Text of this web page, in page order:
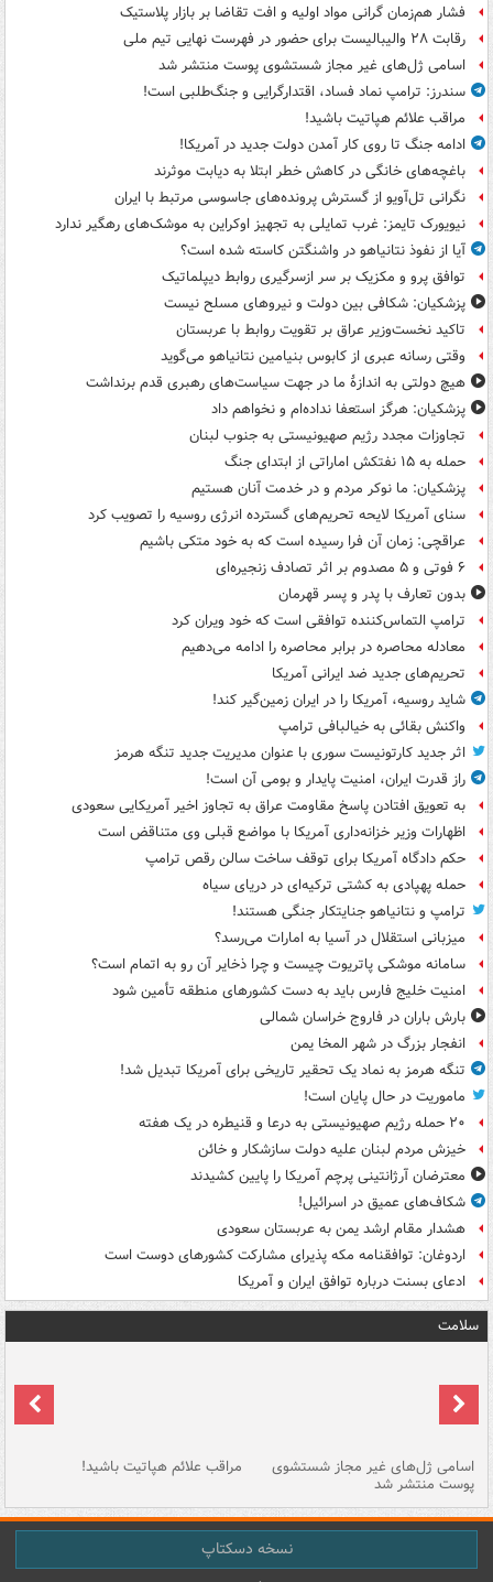
فشار هم‌زمان گرانی مواد اولیه و افت تقاضا بر بازار پلاستیک
رقابت ۲۸ والیبالیست برای حضور در فهرست نهایی تیم ملی
اسامی ژل‌های غیر مجاز شستشوی پوست منتشر شد
سندرز: ترامپ نماد فساد، اقتدارگرایی و جنگ‌طلبی است!
مراقب علائم هپاتیت باشید!
ادامه جنگ تا روی کار آمدن دولت جدید در آمریکا!
باغچه‌های خانگی در کاهش خطر ابتلا به دیابت موثرند
نگرانی تل‌آویو از گسترش پرونده‌های جاسوسی مرتبط با ایران
نیویورک تایمز: غرب تمایلی به تجهیز اوکراین به موشک‌های رهگیر ندارد
آیا از نفوذ نتانیاهو در واشنگتن کاسته شده است؟
توافق پرو و مکزیک بر سر ازسرگیری روابط دیپلماتیک
پزشکیان: شکافی بین دولت و نیروهای مسلح نیست
تاکید نخست‌وزیر عراق بر تقویت روابط با عربستان
وقتی رسانه عبری از کابوس بنیامین نتانیاهو می‌گوید
هیچ دولتی به اندازۀ ما در جهت سیاست‌های رهبری قدم برنداشت
پزشکیان: هرگز استعفا نداده‌ام و نخواهم داد
تجاوزات مجدد رژیم صهیونیستی به جنوب لبنان
حمله به ۱۵ نفتکش‌ اماراتی از ابتدای جنگ
پزشکیان: ما نوکر مردم و در خدمت آنان هستیم
سنای آمریکا لایحه تحریم‌های گسترده انرژی روسیه را تصویب کرد
عراقچی: زمان آن فرا رسیده است که به خود متکی باشیم
۶ فوتی و ۵ مصدوم بر اثر تصادف زنجیره‌ای
بدون تعارف با پدر و پسر قهرمان
ترامپ التماس‌کننده توافقی است که خود ویران کرد
معادله محاصره در برابر محاصره را ادامه می‌دهیم
تحریم‌های جدید ضد ایرانی آمریکا
شاید روسیه، آمریکا را در ایران زمین‌گیر کند!
واکنش بقائی به خیالبافی ترامپ
اثر جدید کارتونیست سوری با عنوان مدیریت جدید تنگه هرمز
راز قدرت ایران، امنیت پایدار و بومی آن است!
به تعویق افتادن پاسخ مقاومت عراق به تجاوز اخیر آمریکایی سعودی
اظهارات وزیر خزانه‌داری آمریکا با مواضع قبلی وی متناقض است
حکم دادگاه آمریکا برای توقف ساخت سالن رقص ترامپ
حمله پهپادی به کشتی ترکیه‌ای در دریای سیاه
ترامپ و نتانیاهو جنایتکار جنگی هستند!
میزبانی استقلال در آسیا به امارات می‌رسد؟
سامانه موشکی پاتریوت چیست و چرا ذخایر آن رو به اتمام است؟
امنیت خلیج فارس باید به دست کشورهای منطقه تأمین شود
بارش باران در فاروج خراسان شمالی
انفجار بزرگ در شهر المخا یمن
تنگه هرمز به نماد یک تحقیر تاریخی برای آمریکا تبدیل شد!
ماموریت در حال پایان است!
۲۰ حمله رژیم صهیونیستی به درعا و قنیطره در یک هفته
خیزش مردم لبنان علیه دولت سازشکار و خائن
معترضان آرژانتینی پرچم آمریکا را پایین کشیدند
شکاف‌های عمیق در اسرائیل!
هشدار مقام ارشد یمن به عربستان سعودی
اردوغان: توافقنامه مکه پذیرای مشارکت کشورهای دوست است
ادعای بسنت درباره توافق ایران و آمریکا
سلامت
اسامی ژل‌های غیر مجاز شستشوی
پوست منتشر شد
مراقب علائم هپاتیت باشید!
نسخه دسکتاپ